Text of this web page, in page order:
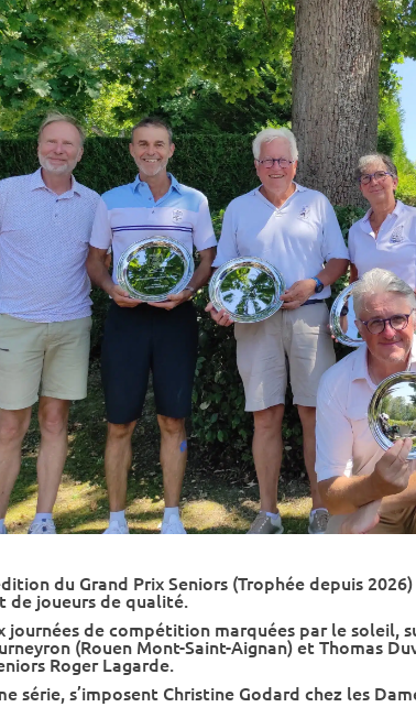
du Grand Prix Seniors (Trophée depuis
de joueurs de qualité.
journées de compétition marquées par le soleil,
(Rouen Mont-Saint-Aignan) et Thomas
Roger Lagarde.
série, s’imposent Christine Godard chez les